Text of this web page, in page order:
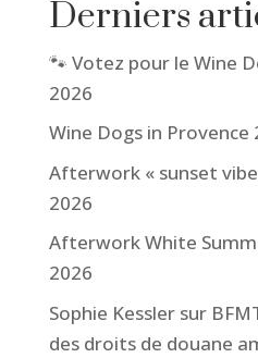
Derniers
🐾 Votez pour le Wine
2026
Wine Dogs in Provence
Afterwork « sunset
2026
Afterwork White
2026
Sophie Kessler sur
des droits de douane